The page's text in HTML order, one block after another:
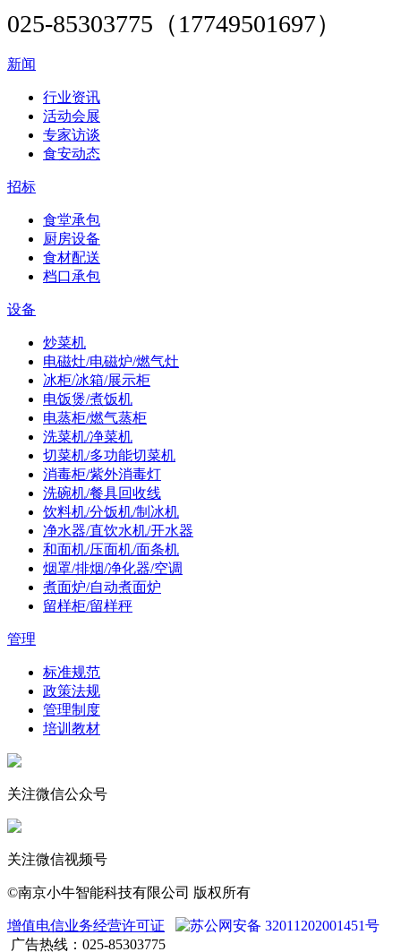
025-85303775（17749501697）
新闻
行业资讯
活动会展
专家访谈
食安动态
招标
食堂承包
厨房设备
食材配送
档口承包
设备
炒菜机
电磁灶/电磁炉/燃气灶
冰柜/冰箱/展示柜
电饭煲/煮饭机
电蒸柜/燃气蒸柜
洗菜机/净菜机
切菜机/多功能切菜机
消毒柜/紫外消毒灯
洗碗机/餐具回收线
饮料机/分饭机/制冰机
净水器/直饮水机/开水器
和面机/压面机/面条机
烟罩/排烟/净化器/空调
煮面炉/自动煮面炉
留样柜/留样秤
管理
标准规范
政策法规
管理制度
培训教材
关注微信公众号
关注微信视频号
©南京小牛智能科技有限公司 版权所有
增值电信业务经营许可证
苏公网安备 32011202001451号
广告热线：025-85303775